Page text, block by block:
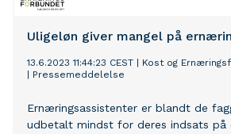
Uligeløn giver mangel på
13.6.2023 11:44:23 CEST
Kost og
Pressemeddelelse
Ernæringsassistenter er blandt de
udbetalt mindst for deres indsats på